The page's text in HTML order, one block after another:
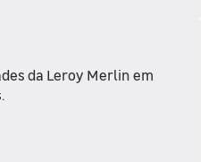
da Leroy Merlin em